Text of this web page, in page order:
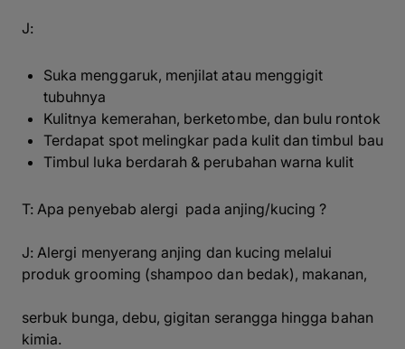
J:
Suka menggaruk, menjilat atau menggigit
tubuhnya
Kulitnya kemerahan, berketombe, dan bulu rontok
Terdapat spot melingkar pada kulit dan timbul bau
Timbul luka berdarah & perubahan warna kulit
T: Apa penyebab alergi pada anjing/kucing ?
J: Alergi menyerang anjing dan kucing melalui
produk grooming (shampoo dan bedak), makanan,
serbuk bunga, debu, gigitan serangga hingga bahan
kimia.